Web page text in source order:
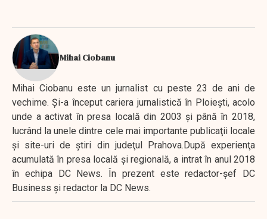
Mihai Ciobanu
Mihai Ciobanu este un jurnalist cu peste 23 de ani de
vechime. Şi-a început cariera jurnalistică în Ploieşti, acolo
unde a activat în presa locală din 2003 şi până în 2018,
lucrând la unele dintre cele mai importante publicaţii locale
şi site-uri de ştiri din judeţul Prahova.După experienţa
acumulată în presa locală şi regională, a intrat în anul 2018
în echipa DC News. În prezent este redactor-şef DC
Business şi redactor la DC News.